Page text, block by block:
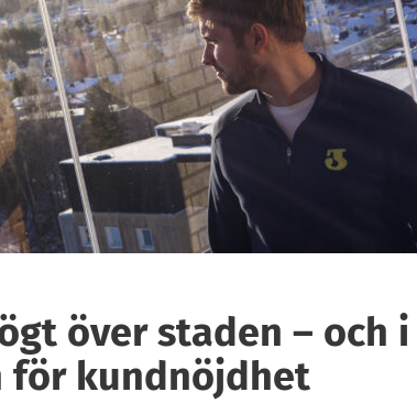
över staden – och i
för kundnöjdhet